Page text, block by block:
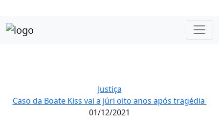
Justiça
Caso da Boate Kiss vai a júri oito anos após tragédia
01/12/2021